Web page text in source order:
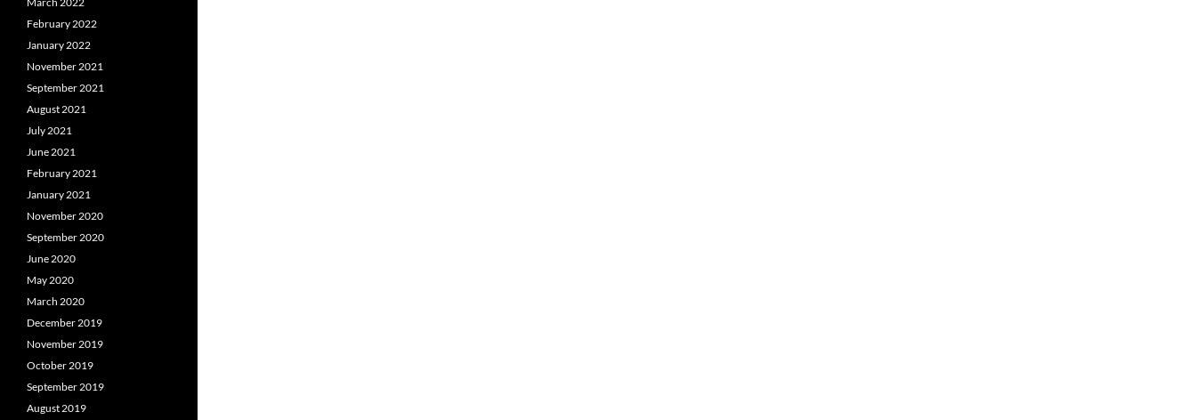
February 2022
January 2022
November 2021
September 2021
August 2021
July 2021
June 2021
February 2021
January 2021
November 2020
September 2020
June 2020
May 2020
March 2020
December 2019
November 2019
October 2019
September 2019
August 2019